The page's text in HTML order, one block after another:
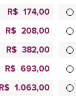
R$ 174,00
R$ 208,00
R$ 382,00
R$ 693,00
R$ 1.063,00